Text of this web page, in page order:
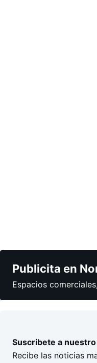
Publicita en
Espacios
Suscribete a
Recibe las noticias